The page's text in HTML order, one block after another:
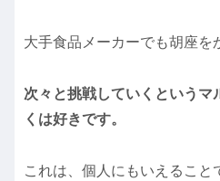
大手食品メーカーでも胡座を
次々と挑戦していくというマ
くは好きです。
これは、個人にもいえること